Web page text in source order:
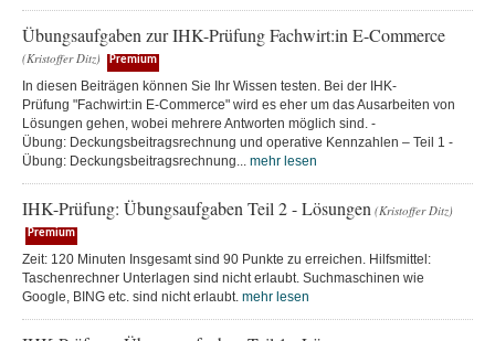
Übungsaufgaben zur IHK-Prüfung Fachwirt:in E-Commerce
(Kristoffer Ditz) Premium
In diesen Beiträgen können Sie Ihr Wissen testen. Bei der IHK-
Prüfung "Fachwirt:in E-Commerce" wird es eher um das Ausarbeiten von
Lösungen gehen, wobei mehrere Antworten möglich sind. -
Übung: Deckungsbeitragsrechnung und operative Kennzahlen – Teil 1 -
Übung: Deckungsbeitragsrechnung... mehr lesen
IHK-Prüfung: Übungsaufgaben Teil 2 - Lösungen (Kristoffer Ditz)
Premium
Zeit: 120 Minuten Insgesamt sind 90 Punkte zu erreichen. Hilfsmittel:
Taschenrechner Unterlagen sind nicht erlaubt. Suchmaschinen wie
Google, BING etc. sind nicht erlaubt. mehr lesen